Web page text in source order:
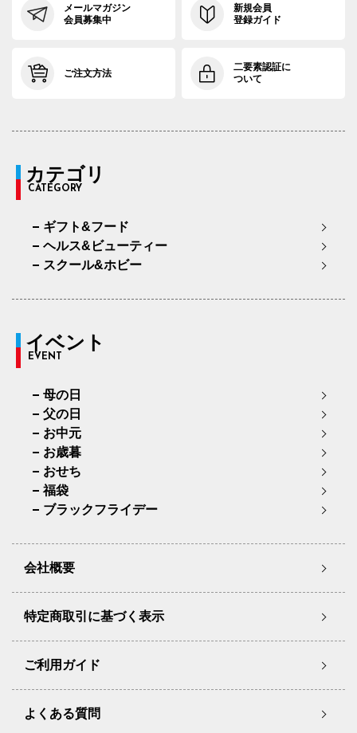
メールマガジン
会員募集中
新規会員
登録ガイド
ご注文方法
二要素認証に
ついて
カテゴリ
CATEGORY
ギフト&フード
ヘルス&ビューティー
スクール&ホビー
イベント
EVENT
母の日
父の日
お中元
お歳暮
おせち
福袋
ブラックフライデー
会社概要
特定商取引に基づく表示
ご利用ガイド
よくある質問